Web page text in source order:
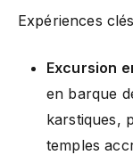
Expériences
Excursion
en barque
karstiques,
temples